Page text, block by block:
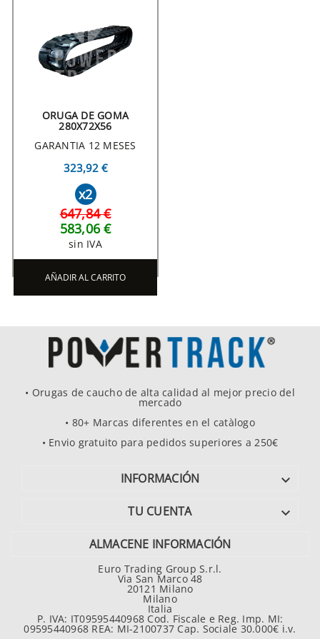
ORUGA DE GOMA
280X72X56
GARANTIA 12 MESES
323,92 €
x2
647,84 €
583,06 €
sin IVA
AÑADIR AL CARRITO
• Orugas de caucho de alta calidad al mejor precio del
mercado
• 80+ Marcas diferentes en el catàlogo
• Envio gratuito para pedidos superiores a 250€
INFORMACIÓN 
TU CUENTA 
ALMACENE INFORMACIÓN
Euro Trading Group S.r.l.
Via San Marco 48
20121 Milano
Milano
Italia
P. IVA: IT09595440968 Cod. Fiscale e Reg. Imp. MI:
09595440968 REA: MI-2100737 Cap. Sociale 30.000€ i.v.